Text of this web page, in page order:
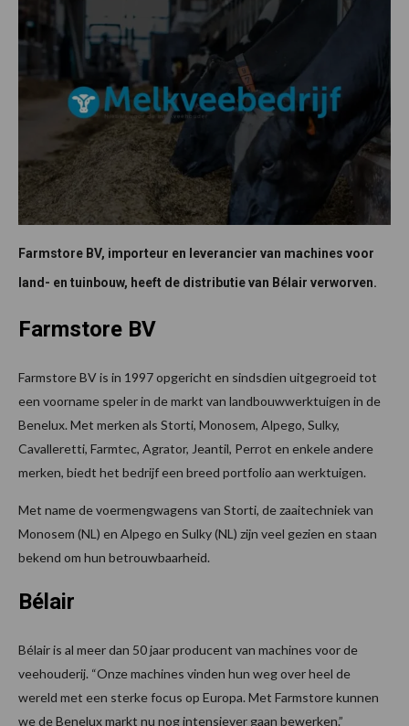
Farmstore BV, importeur en leverancier van machines voor
land- en tuinbouw, heeft de distributie van Bélair verworven.
Farmstore BV
Farmstore BV is in 1997 opgericht en sindsdien uitgegroeid tot
een voorname speler in de markt van landbouwwerktuigen in de
Benelux. Met merken als Storti, Monosem, Alpego, Sulky,
Cavalleretti, Farmtec, Agrator, Jeantil, Perrot en enkele andere
merken, biedt het bedrijf een breed portfolio aan werktuigen.
Met name de voermengwagens van Storti, de zaaitechniek van
Monosem (NL) en Alpego en Sulky (NL) zijn veel gezien en staan
bekend om hun betrouwbaarheid.
Bélair
Bélair is al meer dan 50 jaar producent van machines voor de
veehouderij. “Onze machines vinden hun weg over heel de
wereld met een sterke focus op Europa. Met Farmstore kunnen
we de Benelux markt nu nog intensiever gaan bewerken.”